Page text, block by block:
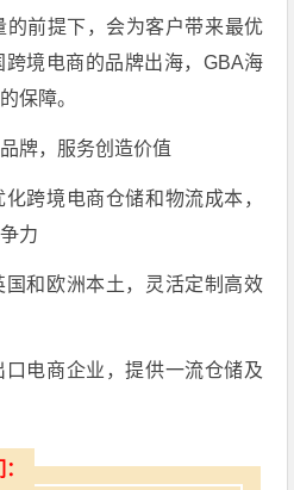
的前提下，会为客户带来最优
境电商的品牌出海，GBA海
保障。
牌，服务创造价值
跨境电商仓储和物流成本，
力
和欧洲本土，灵活定制高效
电商企业，提供一流仓储及